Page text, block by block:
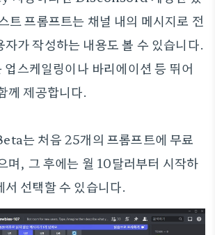
트 프롬프트는 채널 내의 메시지로 전
자가 작성하는 내용도 볼 수 있습니다.
스케일링이나 바리에이션 등 뛰어
께 제공합니다.
는 처음 25개의 프롬프트에 무료
며, 그 후에는 월 10달러부터 시작하
선택할 수 있습니다.